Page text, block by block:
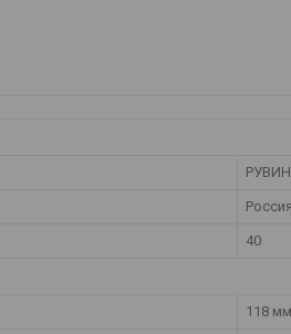
Россия
40
118 мм